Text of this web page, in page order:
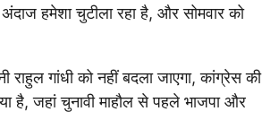
हमेशा चुटीला रहा है, और सोमवार को
गांधी को नहीं बदला जाएगा, कांग्रेस की
है, जहां चुनावी माहौल से पहले भाजपा और